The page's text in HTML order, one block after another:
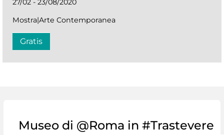
27/02 - 23/08/2020
Mostra|Arte Contemporanea
Gratis
Museo di @Roma in #Trastevere